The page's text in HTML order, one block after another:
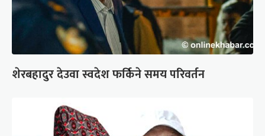
शेरबहादुर देउवा स्वदेश फर्किने समय परिवर्तन